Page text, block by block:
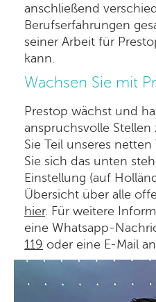
anschließend
Berufserfahrungen
seiner Arbeit für
kann.
Wachsen Sie mit
Prestop wächst und
anspruchsvolle
Sie Teil unseres
Sie sich das unten
Einstellung (auf
Übersicht über alle
hier. Für weitere
eine Whatsapp-
119 oder eine E-Mail an